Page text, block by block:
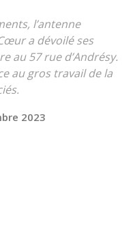
l’antenne
a dévoilé ses
au 57 rue d’Andrésy.
au gros travail de la
2023